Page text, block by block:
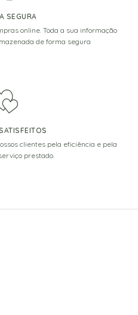
SEGURA
online. Toda a sua informação
de forma segura
clientes pela eficiência e pela
prestado.